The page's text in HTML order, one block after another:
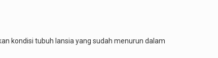
kondisi tubuh lansia yang sudah menurun dalam